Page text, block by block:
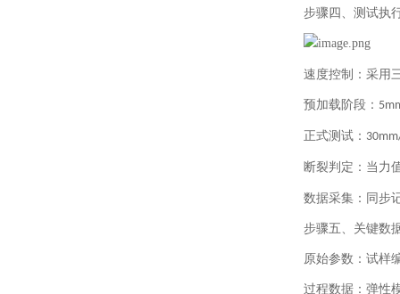
步骤四、 测试执
速度控制：采用
预加载阶段：
正式测试：
断裂判定：当力
数据采集：同步
步骤五、 关键数
原始参数：试样
过程数据：弹性